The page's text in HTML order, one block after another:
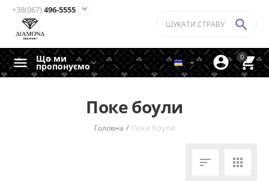
+38(067)496-5555 
0



Що ми
пропонуємо
Поке боули
Головна / Поке боули
 